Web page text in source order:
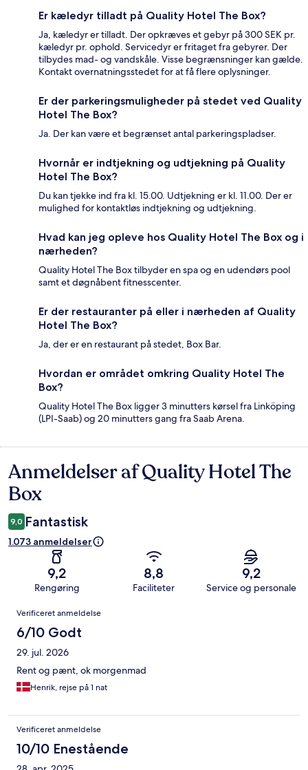
Er kæledyr tilladt på Quality Hotel The Box?
Ja, kæledyr er tilladt. Der opkræves et gebyr på 300 SEK pr.
kæledyr pr. ophold. Servicedyr er fritaget fra gebyrer. Der
tilbydes mad- og vandskåle. Visse begrænsninger kan gælde.
Kontakt overnatningsstedet for at få flere oplysninger.
Er der parkeringsmuligheder på stedet ved Quality
Hotel The Box?
Ja. Der kan være et begrænset antal parkeringspladser.
Hvornår er indtjekning og udtjekning på Quality
Hotel The Box?
Du kan tjekke ind fra kl. 15.00. Udtjekning er kl. 11.00. Der er
mulighed for kontaktløs indtjekning og udtjekning.
Hvad kan jeg opleve hos Quality Hotel The Box og i
nærheden?
Quality Hotel The Box tilbyder en spa og en udendørs pool
samt et døgnåbent fitnesscenter.
Er der restauranter på eller i nærheden af Quality
Hotel The Box?
Ja, der er en restaurant på stedet, Box Bar.
Hvordan er området omkring Quality Hotel The
Box?
Quality Hotel The Box ligger 3 minutters kørsel fra Linköping
(LPI-Saab) og 20 minutters gang fra Saab Arena.
Anmeldelser
Anmeldelser af Quality Hotel The
Box
9,0 Fantastisk
1.073 anmeldelser
9,2
Rengøring
8,8
Faciliteter
9,2
Service og personale
Anmeldelser
Verificeret anmeldelse
6/10 Godt
29. jul. 2026
Rent og pænt, ok morgenmad
Henrik, rejse på 1 nat
Verificeret anmeldelse
10/10 Enestående